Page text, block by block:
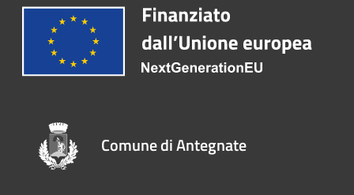
Comune di Antegnate